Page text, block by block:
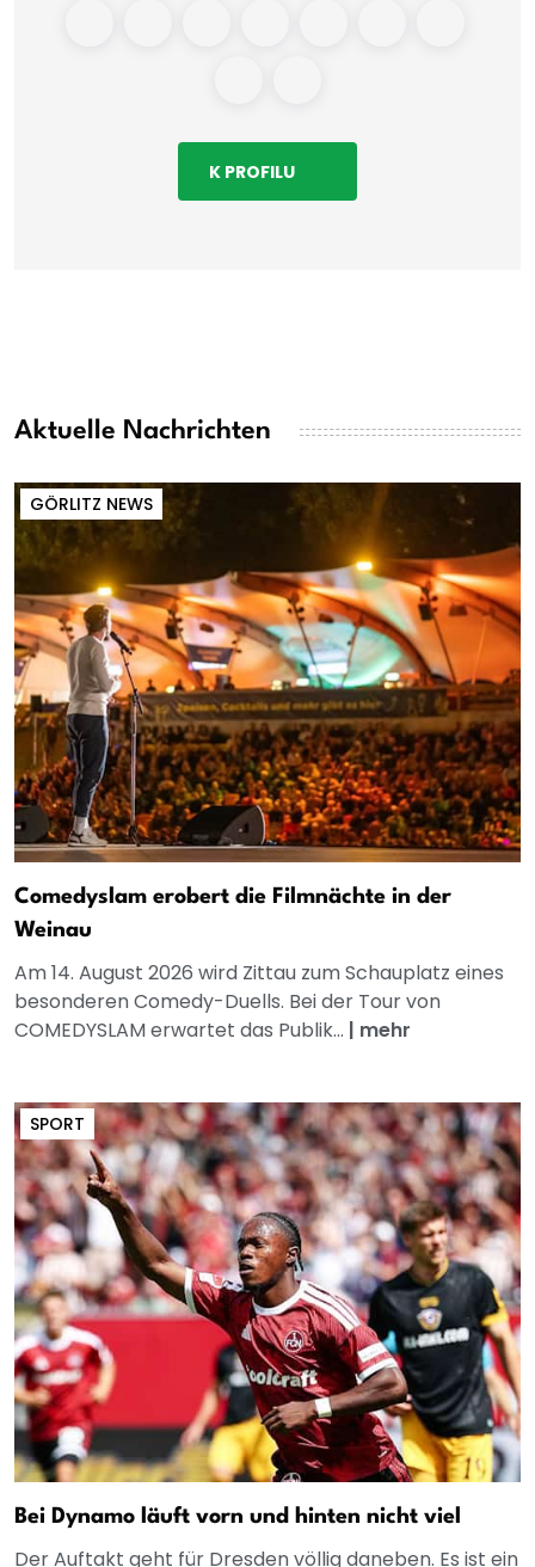
K PROFILU
Aktuelle Nachrichten
GÖRLITZ NEWS
Comedyslam erobert die Filmnächte in der
Weinau
Am 14. August 2026 wird Zittau zum Schauplatz eines
besonderen Comedy-Duells. Bei der Tour von
COMEDYSLAM erwartet das Publik... | mehr
SPORT
Bei Dynamo läuft vorn und hinten nicht viel
Der Auftakt geht für Dresden völlig daneben. Es ist ein